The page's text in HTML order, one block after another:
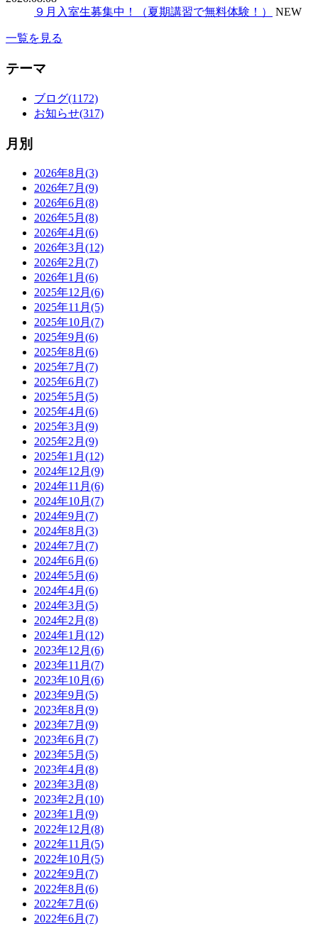
９月入室生募集中！（夏期講習で無料体験！）
NEW
一覧を見る
テーマ
ブログ(1172)
お知らせ(317)
月別
2026年8月(3)
2026年7月(9)
2026年6月(8)
2026年5月(8)
2026年4月(6)
2026年3月(12)
2026年2月(7)
2026年1月(6)
2025年12月(6)
2025年11月(5)
2025年10月(7)
2025年9月(6)
2025年8月(6)
2025年7月(7)
2025年6月(7)
2025年5月(5)
2025年4月(6)
2025年3月(9)
2025年2月(9)
2025年1月(12)
2024年12月(9)
2024年11月(6)
2024年10月(7)
2024年9月(7)
2024年8月(3)
2024年7月(7)
2024年6月(6)
2024年5月(6)
2024年4月(6)
2024年3月(5)
2024年2月(8)
2024年1月(12)
2023年12月(6)
2023年11月(7)
2023年10月(6)
2023年9月(5)
2023年8月(9)
2023年7月(9)
2023年6月(7)
2023年5月(5)
2023年4月(8)
2023年3月(8)
2023年2月(10)
2023年1月(9)
2022年12月(8)
2022年11月(5)
2022年10月(5)
2022年9月(7)
2022年8月(6)
2022年7月(6)
2022年6月(7)